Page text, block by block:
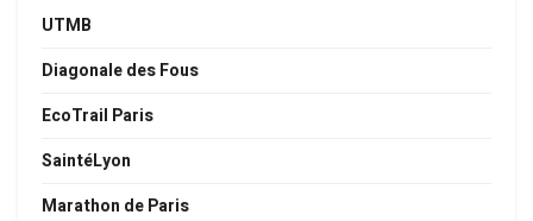
UTMB
Diagonale des Fous
EcoTrail Paris
SaintéLyon
Marathon de Paris